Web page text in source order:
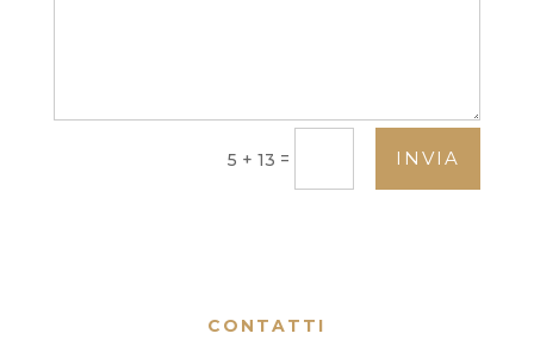
5 + 13 = INVIA
CONTATTI